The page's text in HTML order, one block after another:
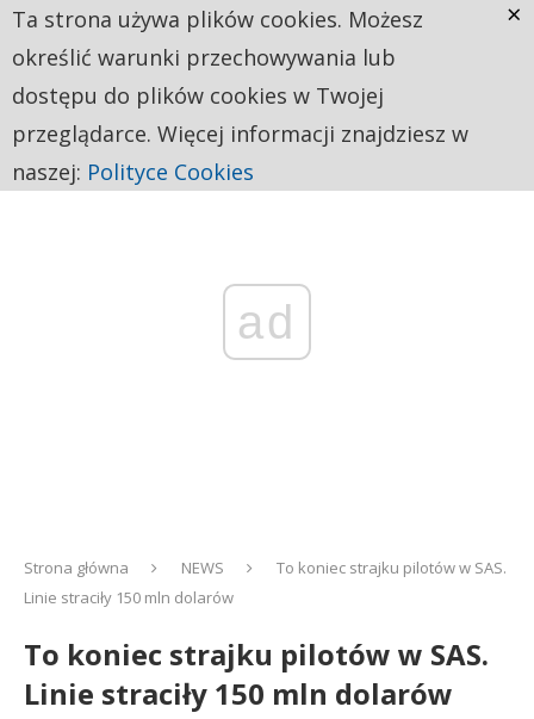
ad
Strona główna NEWS
To koniec strajku pilotów w SAS.
Linie straciły 150 mln dolarów
To koniec strajku pilotów w SAS.
Linie straciły 150 mln dolarów
Ta strona używa plików cookies. Możesz
określić warunki przechowywania lub
dostępu do plików cookies w Twojej
przeglądarce. Więcej informacji znajdziesz w
naszej: Polityce Cookies
×